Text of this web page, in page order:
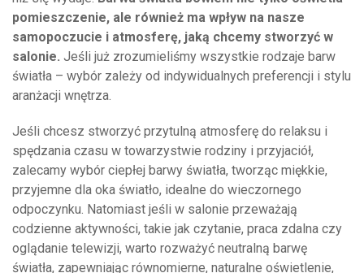
pomieszczenie, ale również ma wpływ na nasze
samopoczucie i atmosferę, jaką chcemy stworzyć w
salonie. Jeśli już zrozumieliśmy wszystkie rodzaje barw
światła – wybór zależy od indywidualnych preferencji i stylu
aranżacji wnętrza.
Jeśli chcesz stworzyć przytulną atmosferę do relaksu i
spędzania czasu w towarzystwie rodziny i przyjaciół,
zalecamy wybór ciepłej barwy światła, tworząc miękkie,
przyjemne dla oka światło, idealne do wieczornego
odpoczynku. Natomiast jeśli w salonie przeważają
codzienne aktywności, takie jak czytanie, praca zdalna czy
oglądanie telewizji, warto rozważyć neutralną barwę
światła, zapewniając równomierne, naturalne oświetlenie,